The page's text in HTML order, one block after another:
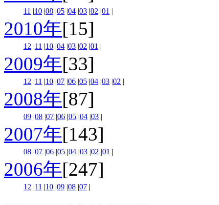
11 |10 |08 |05 |04 |03 |02 |01 |
2010年[15]
12 |11 |10 |04 |03 |02 |01 |
2009年[33]
12 |11 |10 |07 |06 |05 |04 |03 |02 |
2008年[87]
09 |08 |07 |06 |05 |04 |03 |
2007年[143]
08 |07 |06 |05 |04 |03 |02 |01 |
2006年[247]
12 |11 |10 |09 |08 |07 |